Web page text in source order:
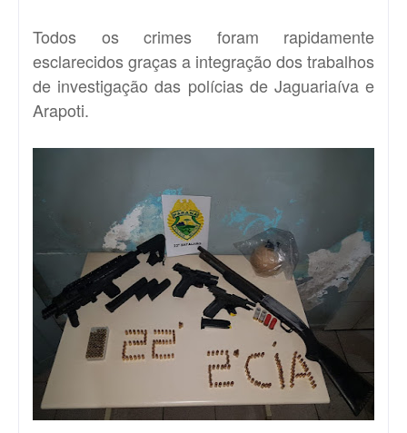
Todos os crimes foram rapidamente
esclarecidos graças a integração dos trabalhos
de investigação das polícias de Jaguariaíva e
Arapoti.